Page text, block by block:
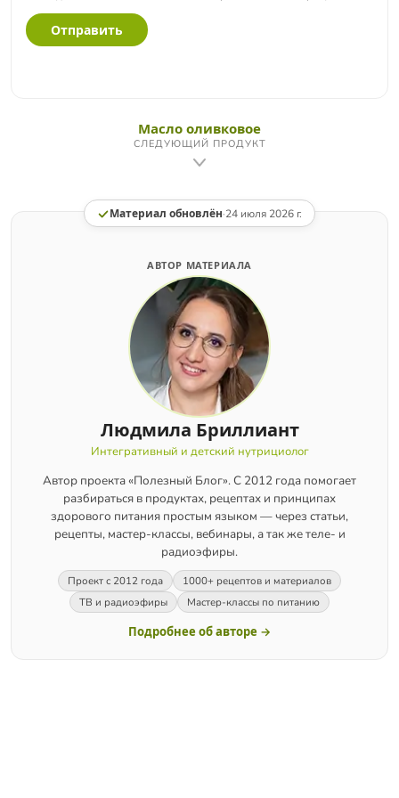
Отправить
Масло оливковое
СЛЕДУЮЩИЙ ПРОДУКТ
Материал обновлён·24 июля 2026 г.
АВТОР МАТЕРИАЛА
Людмила Бриллиант
Интегративный и детский нутрициолог
Автор проекта «Полезный Блог». С 2012 года помогает
разбираться в продуктах, рецептах и принципах
здорового питания простым языком — через статьи,
рецепты, мастер-классы, вебинары, а так же теле- и
радиоэфиры.
Проект с 2012 года
1000+ рецептов и материалов
ТВ и радиоэфиры
Мастер-классы по питанию
Подробнее об авторе →